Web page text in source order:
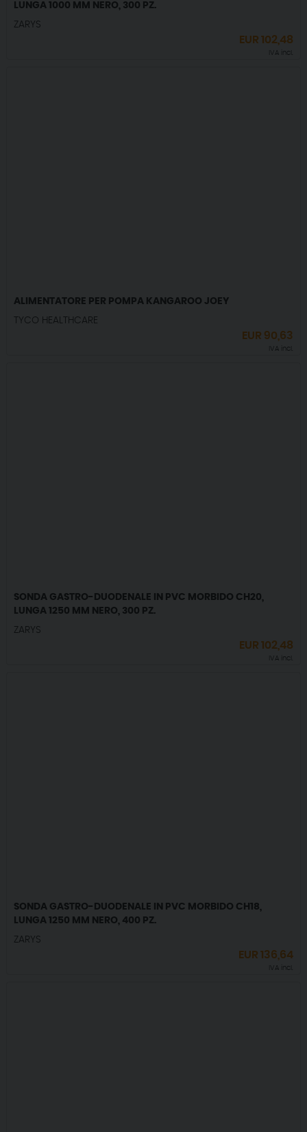
LUNGA 1000 MM NERO, 300 PZ.
ZARYS
EUR102,48
IVA incl.
ALIMENTATORE PER POMPA KANGAROO JOEY
TYCO HEALTHCARE
EUR 90,63
IVA incl.
SONDA GASTRO-DUODENALE IN PVC MORBIDO CH20,
LUNGA 1250 MM NERO, 300 PZ.
ZARYS
EUR102,48
IVA incl.
SONDA GASTRO-DUODENALE IN PVC MORBIDO CH18,
LUNGA 1250 MM NERO, 400 PZ.
ZARYS
EUR136,64
IVA incl.